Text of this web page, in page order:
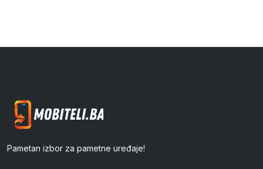
Pametan izbor za pametne uređaje!